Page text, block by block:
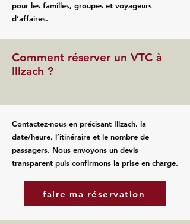
pour les familles, groupes et voyageurs
d’affaires.
Comment réserver un VTC à
Illzach ?
Contactez‑nous en précisant Illzach, la
date/heure, l’itinéraire et le nombre de
passagers. Nous envoyons un devis
transparent puis confirmons la prise en charge.
faire ma réservation